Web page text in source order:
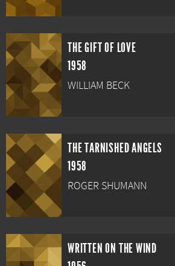
THE GIFT OF LOVE
1958
WILLIAM BECK
THE TARNISHED ANGELS
1958
ROGER SHUMANN
WRITTEN ON THE WIND